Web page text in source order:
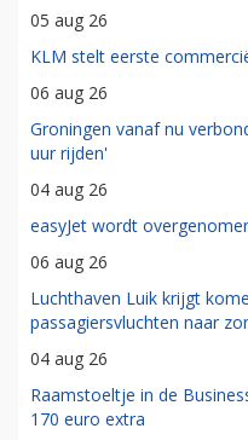
05 aug 26
KLM stelt eerste
06 aug 26
Groningen vanaf nu
uur rijden'
04 aug 26
easyJet wordt
06 aug 26
Luchthaven Luik krijgt
passagiersvluchten naar
04 aug 26
Raamstoeltje in de
170 euro extra